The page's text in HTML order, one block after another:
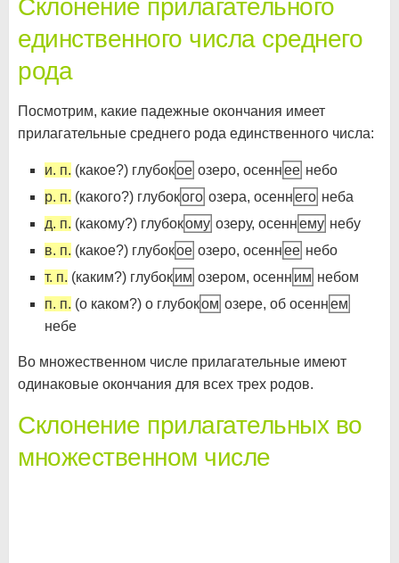
Склонение прилагательного
единственного числа среднего
рода
Посмотрим, какие падежные окончания имеет
прилагательные среднего рода единственного числа:
и. п. (какое?) глубокое озеро, осеннее небо
р. п. (какого?) глубокого озера, осеннего неба
д. п. (какому?) глубокому озеру, осеннему небу
в. п. (какое?) глубокое озеро, осеннее небо
т. п. (каким?) глубоким озером, осенн им небом
п. п. (о каком?) о глубоком озере, об осеннем
небе
Во множественном числе прилагательные имеют
одинаковые окончания для всех трех родов.
Склонение прилагательных во
множественном числе